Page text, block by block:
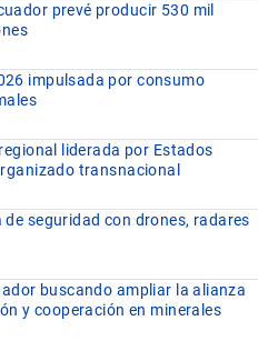
prevé producir 530 mil
impulsada por consumo
liderada por Estados
transnacional
seguridad con drones, radares
buscando ampliar la alianza
y cooperación en minerales